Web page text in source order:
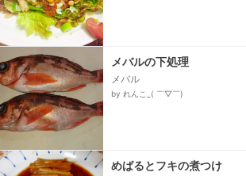
メバルの下処理
メバル
by れんこ_( ￣▽￣)
めばるとフキの煮つけ